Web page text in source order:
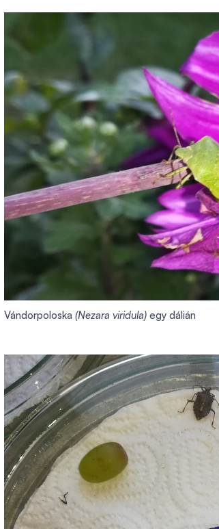
Vándorpoloska (Nezara viridula) egy dálián